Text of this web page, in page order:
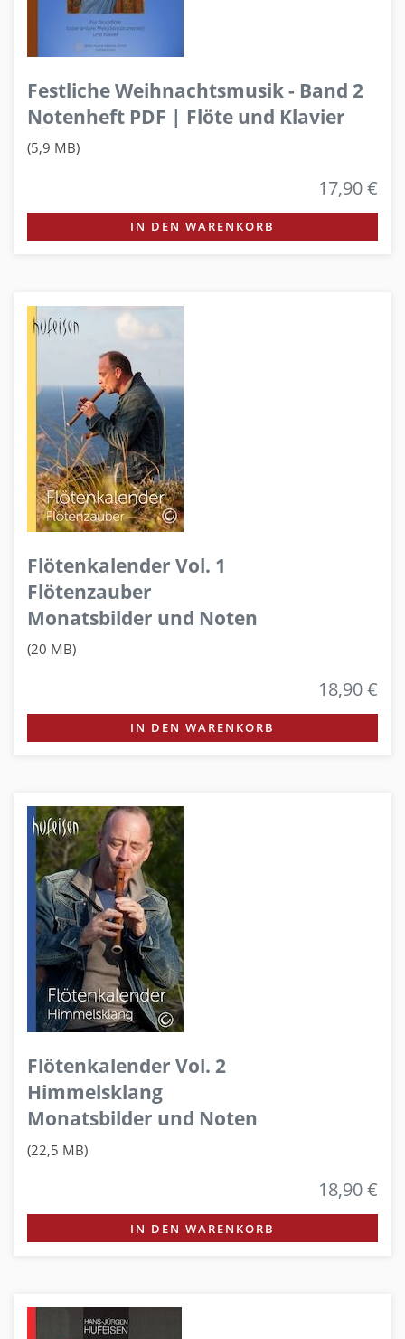
Festliche Weihnachtsmusik - Band 2
Notenheft PDF | Flöte und Klavier
(5,9 MB)
17,90 €
IN DEN WARENKORB
Flötenkalender Vol. 1
Flötenzauber
Monatsbilder und Noten
(20 MB)
18,90 €
IN DEN WARENKORB
Flötenkalender Vol. 2
Himmelsklang
Monatsbilder und Noten
(22,5 MB)
18,90 €
IN DEN WARENKORB